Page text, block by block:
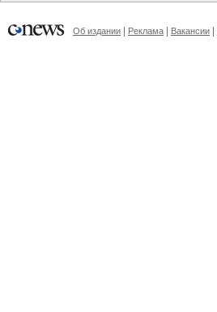
Об издании Реклама Вакансии